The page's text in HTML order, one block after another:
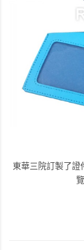
東華三院訂製了